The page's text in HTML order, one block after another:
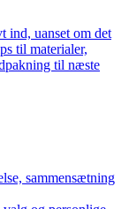
ind, uanset om det
til materialer,
til næste
sammensætning